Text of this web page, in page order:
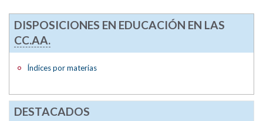
DISPOSICIONES EN EDUCACIÓN EN LAS
CC.AA.
Índices por materias
DESTACADOS